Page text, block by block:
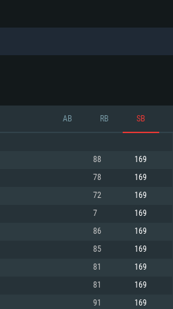
DE SISTEMA
bit)
11.0 ou versão mais recente
(Intel Xeon não suportado)
modernas do Linux de 64bit
AB RB SB
88 169
78 169
72 169
7 169
86 169
85 169
81 169
81 169
91 169